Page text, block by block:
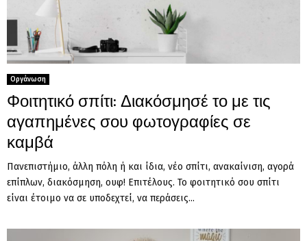
Οργάνωση
Φοιτητικό σπίτι: Διακόσμησέ το με τις
αγαπημένες σου φωτογραφίες σε
καμβά
Πανεπιστήμιο, άλλη πόλη ή και ίδια, νέο σπίτι, ανακαίνιση, αγορά
επίπλων, διακόσμηση, ουφ! Επιτέλους. Το φοιτητικό σου σπίτι
είναι έτοιμο να σε υποδεχτεί, να περάσεις...